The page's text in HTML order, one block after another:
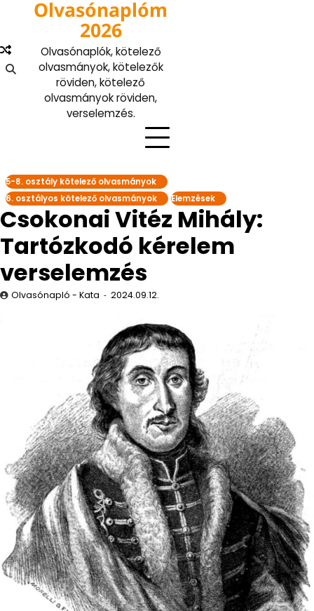
content
Olvasónaplóm
2026
Olvasónaplók, kötelező
olvasmányok, kötelezők
röviden, kötelező
olvasmányok röviden,
verselemzés.
5-8. osztály kötelező olvasmányok
6. osztályos kötelező olvasmányok
Elemzések
Csokonai Vitéz Mihály:
Tartózkodó kérelem
verselemzés
Olvasónapló - Kata 2024.09.12.